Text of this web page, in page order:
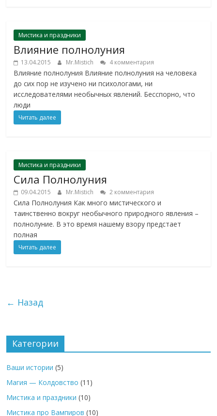
Мистика и праздники
Влияние полнолуния
13.04.2015 Mr.Mistich 4 комментария
Влияние полнолуния Влияние полнолуния на человека
до сих пор не изучено ни психологами, ни
исследователями необычных явлений. Бесспорно, что
люди
Читать далее
Мистика и праздники
Сила Полнолуния
09.04.2015 Mr.Mistich 2 комментария
Сила Полнолуния Как много мистического и
таинственно вокруг необычного природного явления –
полнолуние. В это время нашему взору предстает
полная
Читать далее
← Назад
Категории
Ваши истории (5)
Магия — Колдовство (11)
Мистика и праздники (10)
Мистика про Вампиров (10)